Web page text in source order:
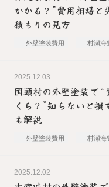
かかる？”費用相場と
積もりの見方
外壁塗装費用 村瀬海
2025.12.03
国頭村の外壁塗装で“
くら？”知らないと損
も解説
外壁塗装費用 村瀬海
2025.12.02